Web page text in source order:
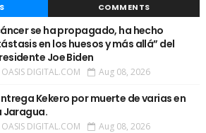
COMMENTS
se ha propagado, ha hecho
en los huesos y más allá” del
Joe Biden
OASIS DIGITAL.COM Aug 08, 2026
Kekero por muerte de varias en
Jaragua.
OASIS DIGITAL.COM Aug 08, 2026